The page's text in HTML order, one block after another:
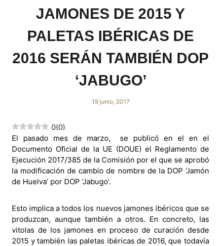
JAMONES DE 2015 Y
PALETAS IBÉRICAS DE
2016 SERÁN TAMBIÉN DOP
‘JABUGO’
19 junio, 2017
0(0)
El pasado mes de marzo, se publicó en el en el
Documento Oficial de la UE (DOUE) el Reglamento de
Ejecución 2017/385 de la Comisión por el que se aprobó
la modificación de cambio de nombre de la DOP ‘Jamón
de Huelva’ por DOP ‘Jabugo’.
Esto implica a todos los nuevos jamones ibéricos que se
produzcan, aunque también a otros. En concreto, las
vitolas de los jamones en proceso de curación desde
2015 y también las paletas ibéricas de 2016, que todavía